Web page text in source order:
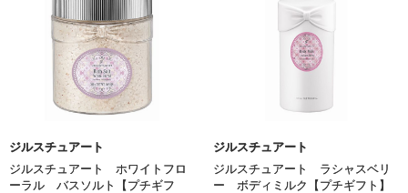
ジルスチュアート
ジルスチュアート ホワイトフロ
ーラル バスソルト【プチギフ
ジルスチュアート
ジルスチュアート ラシャスベリ
ー ボディミルク【プチギフト】